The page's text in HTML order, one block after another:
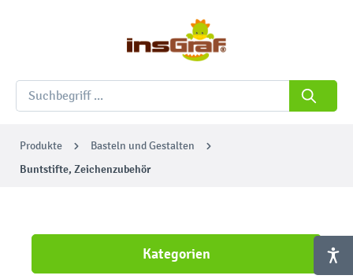
Produkte Basteln und Gestalten
Buntstifte, Zeichenzubehör
Kategorien